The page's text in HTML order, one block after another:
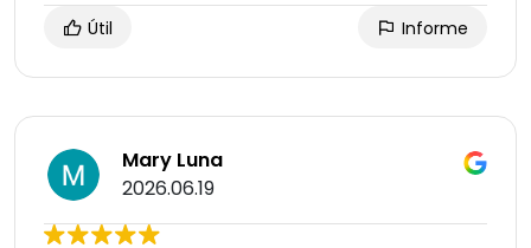
Útil Informe
Mary Luna
2026.06.19